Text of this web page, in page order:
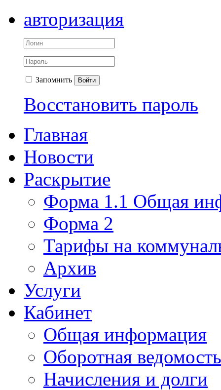
авторизация
Запомнить Войти
Восстановить пароль
Главная
Новости
Раскрытие
Форма 1.1 Общая
Форма 2
Тарифы на
Архив
Услуги
Кабинет
Общая информация
Оборотная ведомость
Начисления и долги